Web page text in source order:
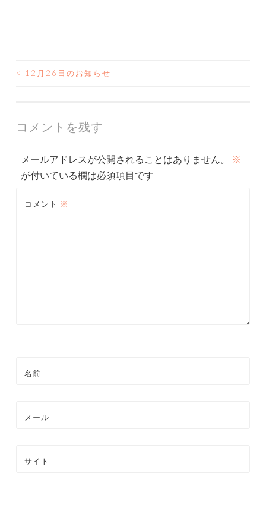
投
ナ
ビ
ゲ
ー
< 12月26日のお知らせ
コメントを残す
メールアドレスが公開されることはありません。
※
が付いている欄は必須項目です
コメント ※
名前
メール
サイト